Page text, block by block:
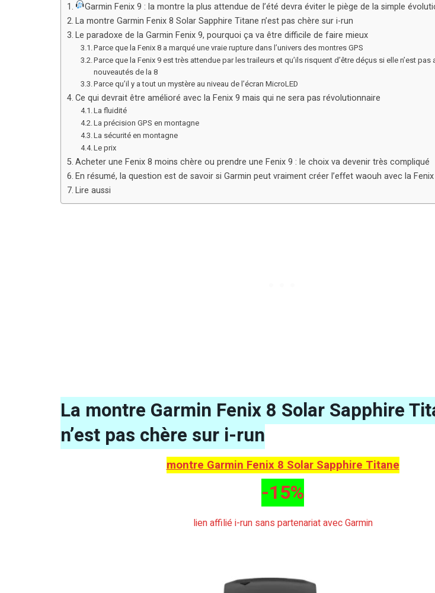
Garmin Fenix 9 : la montre la plus attendue de l’été devra éviter le piège de la simple
La montre Garmin Fenix 8 Solar Sapphire Titane n’est pas chère sur i-run
Le paradoxe de la Garmin Fenix 9, pourquoi ça va être difficile de faire mieux
Parce que la Fenix 8 a marqué une vraie rupture dans l’univers des montres GPS
Parce que la Fenix 9 est très attendue par les traileurs et qu’ils risquent d’être déçus si elle n’est pas
nouveautés de la 8
Parce qu’il y a tout un mystère au niveau de l’écran MicroLED
Ce qui devrait être amélioré avec la Fenix 9 mais qui ne sera pas révolutionnaire
La fluidité
La précision GPS en montagne
La sécurité en montagne
Le prix
Acheter une Fenix 8 moins chère ou prendre une Fenix 9 : le choix va devenir très compliqué
En résumé, la question est de savoir si Garmin peut vraiment créer l’effet waouh avec la
Lire aussi
La montre Garmin Fenix 8 Solar Sapphire
n’est pas chère sur i-run
montre Garmin Fenix 8 Solar Sapphire Titane
-15%
lien affilié i-run sans partenariat avec Garmin